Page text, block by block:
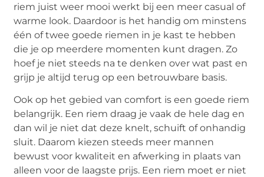
riem juist weer mooi werkt bij een meer casual of
warme look. Daardoor is het handig om minstens
één of twee goede riemen in je kast te hebben
die je op meerdere momenten kunt dragen. Zo
hoef je niet steeds na te denken over wat past en
grijp je altijd terug op een betrouwbare basis.
Ook op het gebied van comfort is een goede riem
belangrijk. Een riem draag je vaak de hele dag en
dan wil je niet dat deze knelt, schuift of onhandig
sluit. Daarom kiezen steeds meer mannen
bewust voor kwaliteit en afwerking in plaats van
alleen voor de laagste prijs. Een riem moet er niet